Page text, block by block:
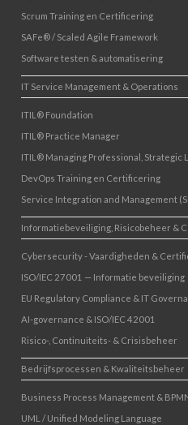
Scrum Training en Certificering
SAFe® / Scaled Agile Framework
Software testen & automatisering
IT Service Management & Operations
ITIL® Foundation
ITIL® Practice Manager
ITIL® Managing Professional, Strategic
DevOps Training en Certificering
Service Integration and Management
Informatiebeveiliging, Risicobeheer &
Cybersecurity - Vaardigheden &
ISO/IEC 27001 — Informatie beveiliging
EU Regulatory Compliance & IT
AI-governance & ISO/IEC 42001
Risico-, Continuïteits- & Crisisbeheer
Bedrijfsprocessen & Kwaliteitsbeheer
Business Process Management &
UML / Unified Modeling Language